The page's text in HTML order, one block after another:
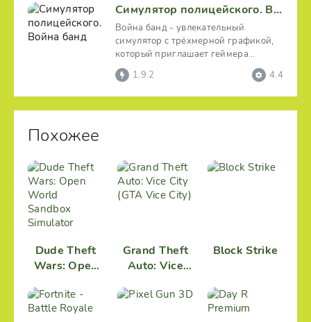
Симулятор полицейского. Война банд
Война банд - увлекательный
симулятор с трёхмерной графикой,
который приглашает геймера
испробовать себя в роли
1.9.2 4.4
Похожее
Dude Theft
Wars: Open
Sandbox
Simulator
Grand Theft
Auto: Vice
Vice City)
Block Strike